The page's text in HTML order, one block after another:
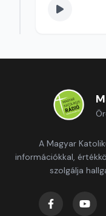
A Magyar
információkkal,
szolgálja